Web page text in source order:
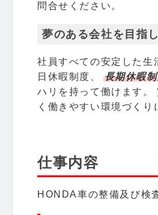
問合せください。
夢のある会社を目指
社員すべての安定した生
日休暇制度、
長期休暇
ハリを持って働けます。
く働きやすい環境づくり
仕事内容
HONDA車の整備及び検